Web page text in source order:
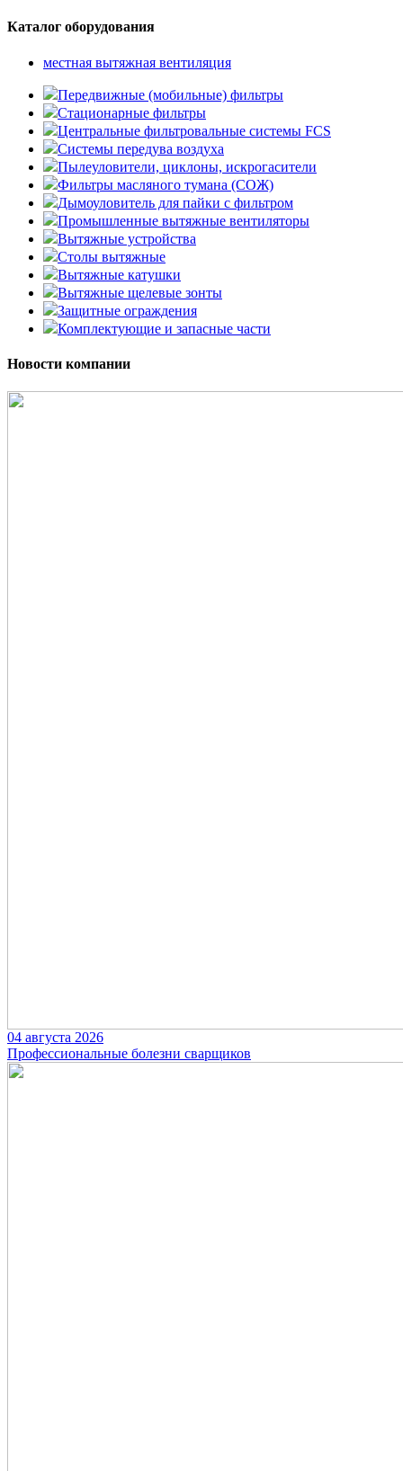
Каталог оборудования
местная вытяжная вентиляция
Передвижные (мобильные) фильтры
Стационарные фильтры
Центральные фильтровальные системы FCS
Системы передува воздуха
Пылеуловители, циклоны, искрогасители
Фильтры масляного тумана (СОЖ)
Дымоуловитель для пайки с фильтром
Промышленные вытяжные вентиляторы
Вытяжные устройства
Столы вытяжные
Вытяжные катушки
Вытяжные щелевые зонты
Защитные ограждения
Комплектующие и запасные части
Новости компании
04 августа 2026
Профессиональные болезни сварщиков